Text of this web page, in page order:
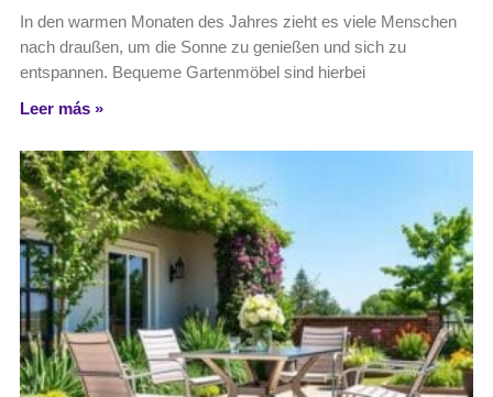
In den warmen Monaten des Jahres zieht es viele Menschen
nach draußen, um die Sonne zu genießen und sich zu
entspannen. Bequeme Gartenmöbel sind hierbei
Leer más »